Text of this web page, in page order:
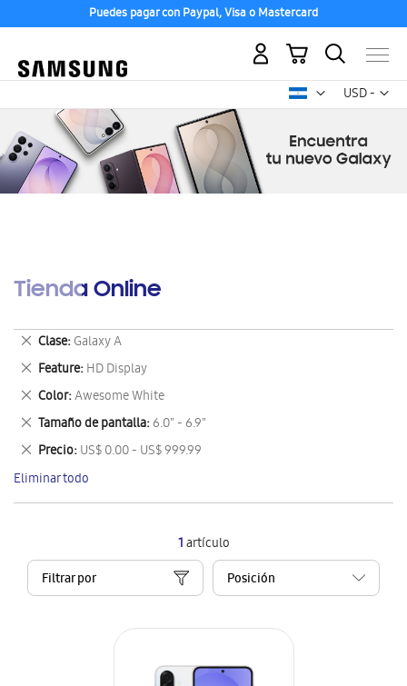
Puedes pagar con Paypal, Visa o Mastercard
USD -
dólar
Mi carrito
Tienda Online
1artículo
Filtrar por
Clase Galaxy A
Eliminar
este
artículo
Feature HD Display
Eliminar
este
artículo
Color Awesome White
Eliminar
este
artículo
Tamaño de pantalla 6.0" - 6.9"
Eliminar
este
artículo
Precio US$ 0.00 - US$ 999.99
Eliminar
este
artículo
Eliminar todo